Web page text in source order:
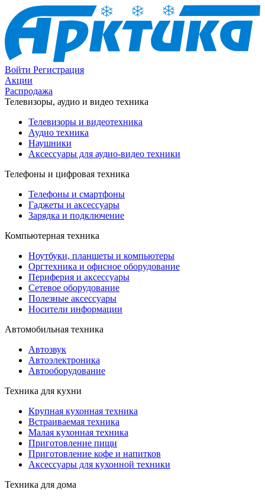
Войти Регистрация
Акции
Распродажа
Телевизоры, аудио и видео техника
Телевизоры и видеотехника
Аудио техника
Наушники
Аксессуары для аудио-видео техники
Телефоны и цифровая техника
Телефоны и смартфоны
Гаджеты и аксессуары
Зарядка и подключение
Компьютерная техника
Ноутбуки, планшеты и компьютеры
Оргтехника и офисное оборудование
Периферия и аксессуары
Cетевое оборудование
Полезные аксессуары
Носители информации
Автомобильная техника
Автозвук
Автоэлектроника
Автооборудование
Техника для кухни
Крупная кухонная техника
Встраиваемая техника
Малая кухонная техника
Приготовление пищи
Приготовление кофе и напитков
Аксессуары для кухонной техники
Техника для дома